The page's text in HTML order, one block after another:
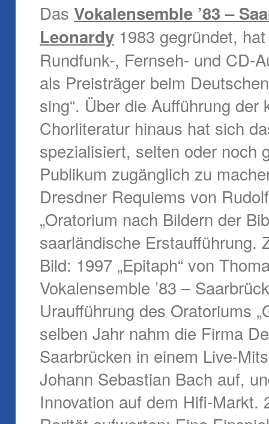
Das Vokalensemble ’83 –
Leonardy 1983 gegründet,
Rundfunk-, Fernseh- und CD-
als Preisträger beim
sing“. Über die Aufführung
Chorliteratur hinaus hat sich
spezialisiert, selten oder noch
Publikum zugänglich zu
Dresdner Requiems von
„Oratorium nach Bildern der
saarländische Erstaufführung.
Bild: 1997 „Epitaph“ von
Vokalensemble ’83 –
Uraufführung des Oratoriums
selben Jahr nahm die Firma
Saarbrücken in einem Live-
Johann Sebastian Bach auf,
Innovation auf dem Hifi-Markt.